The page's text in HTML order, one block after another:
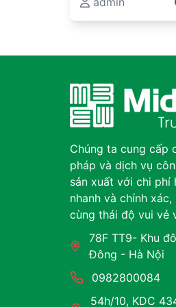
a Vehicle
Chúng ta cung cấp
pháp và dịch vụ
sản xuất với chi phí
nhanh và chính
cùng thái độ vui vẻ
78F TT9- Khu
Đông - Hà Nội
0982800084
54h/10, KDC